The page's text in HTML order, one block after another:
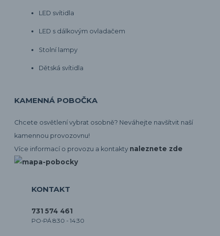
LED svítidla
LED s dálkovým ovladačem
Stolní lampy
Dětská svítidla
KAMENNÁ POBOČKA
Chcete osvětlení vybrat osobně? Neváhejte navšítvit naší
kamennou provozovnu!
Více informací o provozu a kontakty naleznete zde
KONTAKT
731 574 461
PO-PÁ 8:30 - 14:30